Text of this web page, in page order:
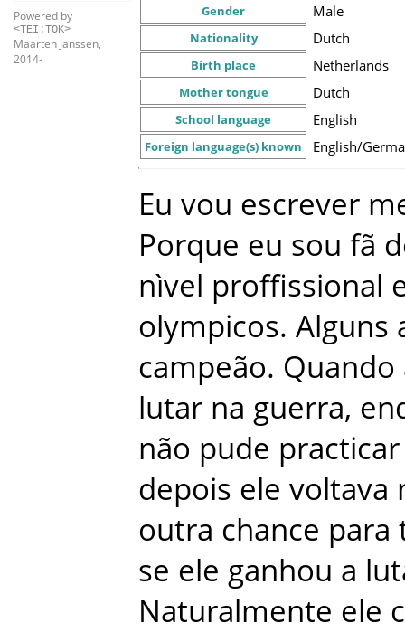
Powered by
<TEI:TOK>
Maarten Janssen,
2014-
Gender Male
Nationality Dutch
Birth place Netherlands
Mother tongue Dutch
School language English
Foreign language(s) known English/
Eu vou escrever
Porque eu sou fã
nìvel proffissional
olympicos. Alguns
campeão. Quando
lutar na guerra,
não pude practicar
depois ele voltava
outra chance para
se ele ganhou a
Naturalmente ele